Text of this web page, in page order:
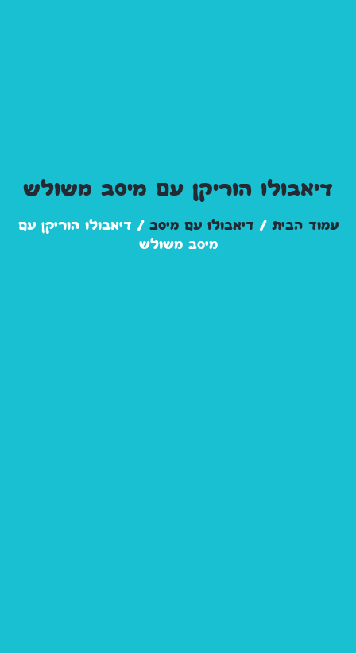
דיאבולו הוריקן עם מיסב משולש
עמוד הבית /דיאבולו עם מיסב / דיאבולו הוריקן עם
מיסב משולש